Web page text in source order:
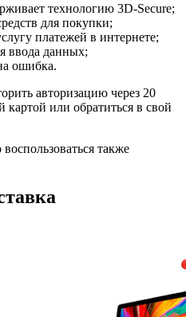
технологию 3D-Secure;
для покупки;
платежей в интернете;
ввода данных;
ошибка.
авторизацию через 20
картой или обратиться в свой
также